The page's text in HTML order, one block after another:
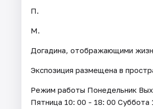
П.
М.
Догадина, отображающими
Экспозиция размещена в
Режим работы Понедельник
Пятница 10: 00 - 18: 00 Суббота